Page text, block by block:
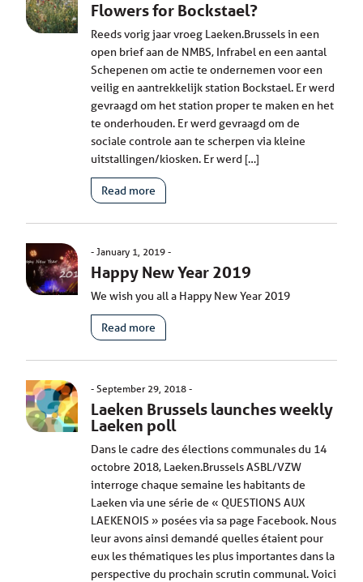
Flowers for Bockstael?
Reeds vorig jaar vroeg Laeken.Brussels in een
open brief aan de NMBS, Infrabel en een aantal
Schepenen om actie te ondernemen voor een
veilig en aantrekkelijk station Bockstael. Er werd
gevraagd om het station proper te maken en het
te onderhouden. Er werd gevraagd om de
sociale controle aan te scherpen via kleine
uitstallingen/kiosken. Er werd […]
Read more
January 1, 2019
Happy New Year 2019
We wish you all a Happy New Year 2019
Read more
September 29, 2018
Laeken Brussels launches weekly
Laeken poll
Dans le cadre des élections communales du 14
octobre 2018, Laeken.Brussels ASBL/VZW
interroge chaque semaine les habitants de
Laeken via une série de « QUESTIONS AUX
LAEKENOIS » posées via sa page Facebook. Nous
leur avons ainsi demandé quelles étaient pour
eux les thématiques les plus importantes dans la
perspective du prochain scrutin communal. Voici